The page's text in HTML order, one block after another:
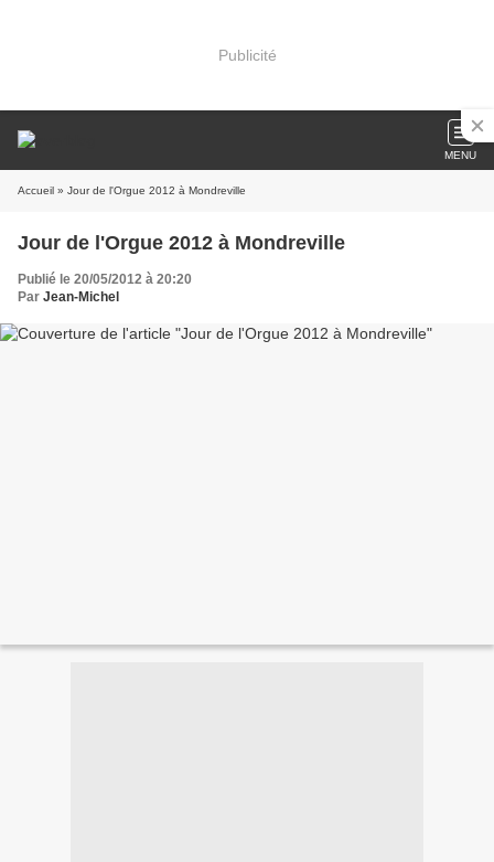
Publicité
MENU
Accueil » Jour de l'Orgue 2012 à Mondreville
Jour de l'Orgue 2012 à Mondreville
Publié le 20/05/2012 à 20:20
Par Jean-Michel